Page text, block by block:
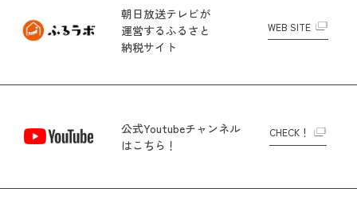
朝日放送テレビが
運営するふるさと
納税サイト
WEB SITE
公式Youtubeチャンネル
はこちら！
CHECK！